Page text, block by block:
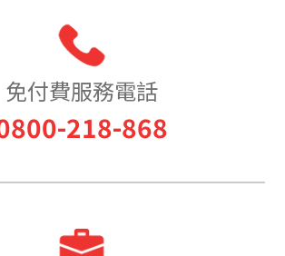
免付費服務電話
218-868